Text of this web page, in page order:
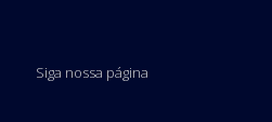
Siga nossa página